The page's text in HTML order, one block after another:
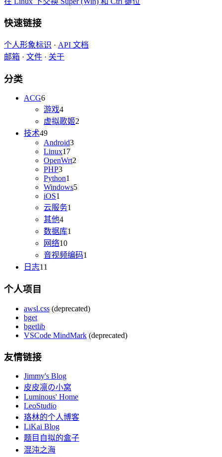
快速链接
个人形象标识 · API 文档
邮箱 · 文件 · 关于
分类
ACG6
游戏4
虚拟歌姬2
技术49
Android3
Linux17
OpenWrt2
PHP3
Python1
Windows5
iOS1
云服务1
其他4
数据库1
网络10
音视频编码1
日志11
个人项目
awsl.css (deprecated)
bget
bgetlib
VSCode MindMark (deprecated)
友情链接
Jimmy's Blog
皮皮凛の小窝
Luminous' Home
LeoStudio
珞林的个人博客
LiKai Blog
题目自拟的盒子
混沌之海